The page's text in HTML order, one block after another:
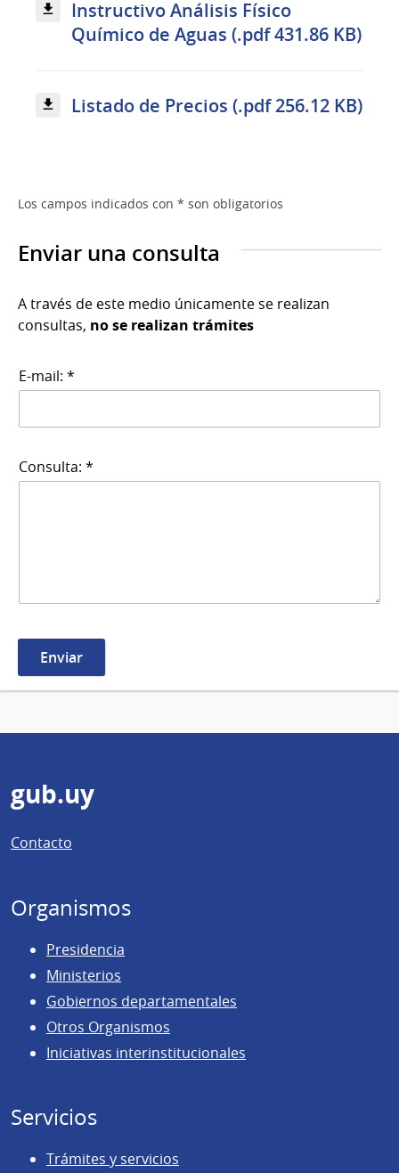
Instructivo Análisis Físico
Químico de Aguas (.pdf 431.86 KB)
Listado de Precios (.pdf 256.12 KB)
Los campos indicados con * son obligatorios
Enviar una consulta
A través de este medio únicamente se realizan
consultas, no se realizan trámites
E-mail: *
Consulta: *
Pie
de
página
gub.uy
Contacto
Organismos
Presidencia
Ministerios
Gobiernos departamentales
Otros Organismos
Iniciativas interinstitucionales
Servicios
Trámites y servicios